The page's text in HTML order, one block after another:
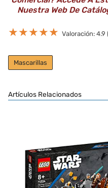
Nuestra Web De
★★★★★ Valoración: 4.9
Mascarillas
Artículos Relacionados